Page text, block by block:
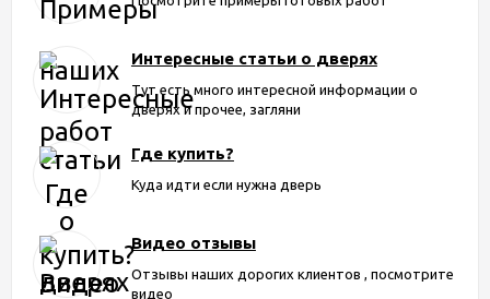
Интересные статьи о дверях
Тут есть много интересной информации о
дверях и прочее, загляни
Где купить?
Куда идти если нужна дверь
Видео отзывы
Отзывы наших дорогих клиентов , посмотрите
видео